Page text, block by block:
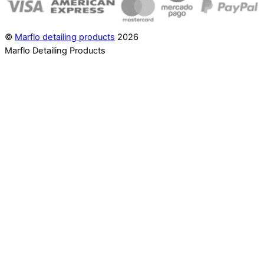
© Marflo detailing products 2026
Marflo Detailing Products